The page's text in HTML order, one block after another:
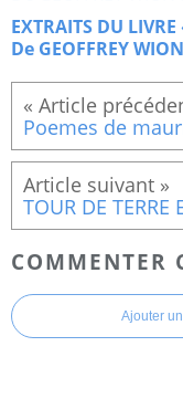
EXTRAITS DU LIVRE
De GEOFFREY
Poemes de
TOUR DE
COMMENTER
Ajouter